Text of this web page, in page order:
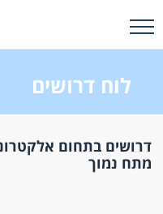
לוח דרושים
דרושים בתחום
מתח נמוך